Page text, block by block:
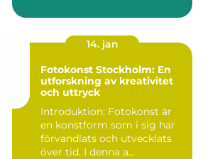
14. jan
Fotokonst Stockholm: En
utforskning av kreativitet
och uttryck
Introduktion: Fotokonst är
en konstform som i sig har
förvandlats och utvecklats
över tid. I denna a...